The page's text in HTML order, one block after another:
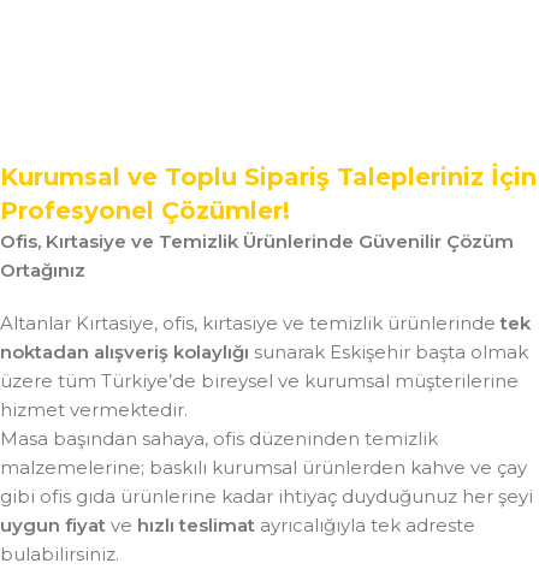
Kurumsal ve Toplu Sipariş Talepleriniz İçin
Profesyonel Çözümler!
Ofis, Kırtasiye ve Temizlik Ürünlerinde Güvenilir Çözüm
Ortağınız
Altanlar Kırtasiye, ofis, kırtasiye ve temizlik ürünlerindetek
noktadan alışveriş kolaylığı sunarak Eskişehir başta olmak
üzere tüm Türkiye’de bireysel ve kurumsal müşterilerine
hizmet vermektedir.
Masa başından sahaya, ofis düzeninden temizlik
malzemelerine; baskılı kurumsal ürünlerden kahve ve çay
gibi ofis gıda ürünlerine kadar ihtiyaç duyduğunuz her şeyi
uygun fiyat ve hızlı teslimat ayrıcalığıyla tek adreste
bulabilirsiniz.